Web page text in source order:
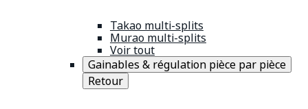
Takao multi-splits
Murao multi-splits
Voir tout
Gainables & régulation pièce par pièce
Retour